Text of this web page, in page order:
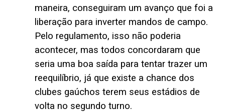
maneira, conseguiram um avanço que foi a
liberação para inverter mandos de campo.
Pelo regulamento, isso não poderia
acontecer, mas todos concordaram que
seria uma boa saída para tentar trazer um
reequilíbrio, já que existe a chance dos
clubes gaúchos terem seus estádios de
volta no segundo turno.